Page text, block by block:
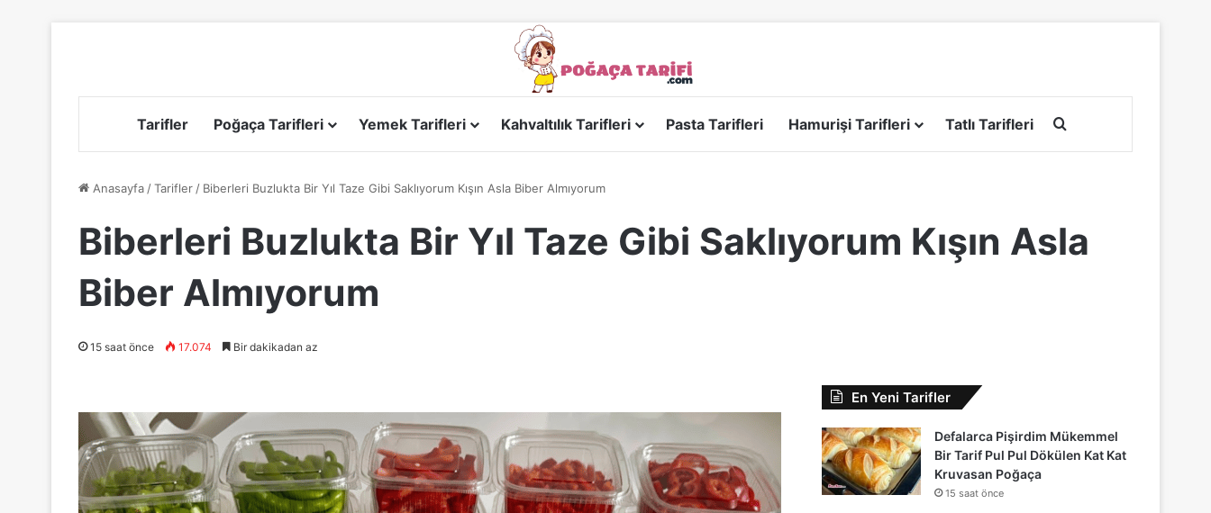
Tarifler Poğaça Tarifleri Yemek Tarifleri Kahvaltılık Tarifleri Pasta Tarifleri Hamurişi Tarifleri Tatlı Tarifleri
Anasayfa /Tarifler / Biberleri Buzlukta Bir Yıl Taze Gibi Saklıyorum Kışın Asla Biber Almıyorum
Biberleri Buzlukta Bir Yıl Taze Gibi Saklıyorum Kışın Asla
Biber Almıyorum
15 saat önce 17.074 Bir dakikadan az
En Yeni Tarifler
Defalarca Pişirdim Mükemmel
Bir Tarif Pul Pul Dökülen Kat Kat
Kruvasan Poğaça
15 saat önce